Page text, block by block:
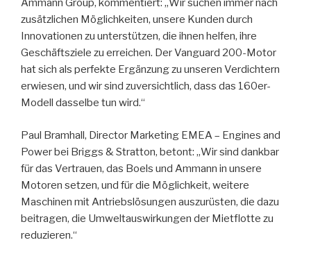
Ammann Group, kommentiert: „Wir suchen immer nach
zusätzlichen Möglichkeiten, unsere Kunden durch
Innovationen zu unterstützen, die ihnen helfen, ihre
Geschäftsziele zu erreichen. Der Vanguard 200-Motor
hat sich als perfekte Ergänzung zu unseren Verdichtern
erwiesen, und wir sind zuversichtlich, dass das 160er-
Modell dasselbe tun wird.“
Paul Bramhall, Director Marketing EMEA – Engines and
Power bei Briggs & Stratton, betont: „Wir sind dankbar
für das Vertrauen, das Boels und Ammann in unsere
Motoren setzen, und für die Möglichkeit, weitere
Maschinen mit Antriebslösungen auszurüsten, die dazu
beitragen, die Umweltauswirkungen der Mietflotte zu
reduzieren.“